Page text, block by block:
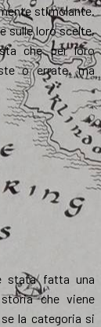
stimolante.
sulle loro scelte,
che per loro
o errate, ma
stata fatta una
che viene
la categoria si